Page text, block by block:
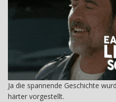
Ja die spannende Geschichte
härter vorgestellt.